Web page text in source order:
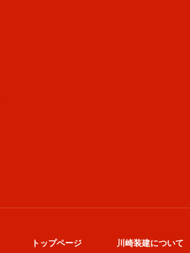
トップページ 川崎装建について